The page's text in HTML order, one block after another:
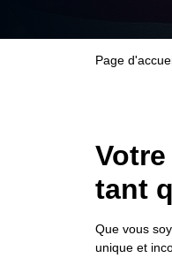
Page
tant
Que vous
unique et